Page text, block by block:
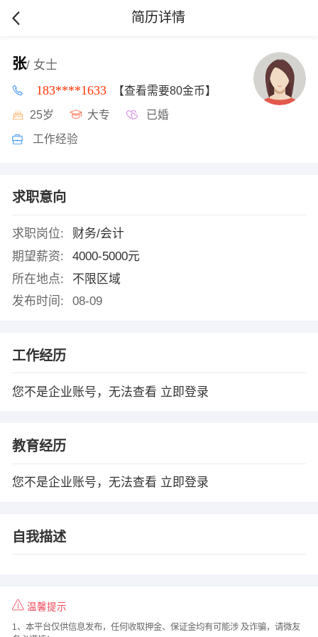
简历详情
张/ 女士
183****1633 【查看需要80金币】
25岁 大专 已婚
工作经验
求职意向
求职岗位:
财务/会计
期望薪资:
4000-5000元
所在地点:
不限区域
发布时间:
08-09
工作经历
您不是企业账号，无法查看 立即登录
教育经历
您不是企业账号，无法查看 立即登录
自我描述
温馨提示
1、本平台仅供信息发布，任何收取押金、保证金均有可能涉 及诈骗，请微友